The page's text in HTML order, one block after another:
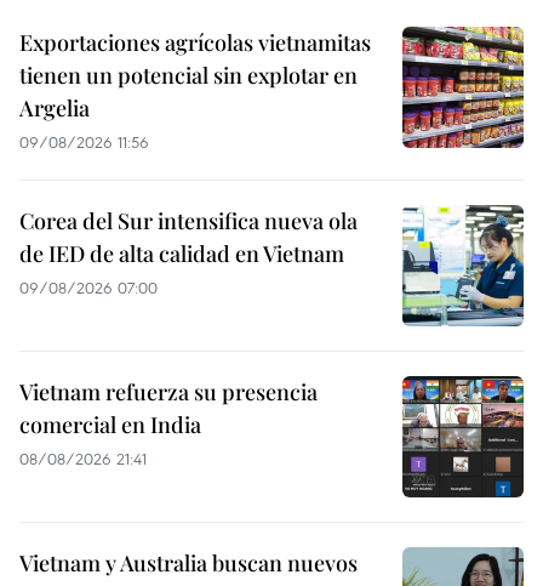
Exportaciones agrícolas vietnamitas
tienen un potencial sin explotar en
Argelia
09/08/2026 11:56
Corea del Sur intensifica nueva ola
de IED de alta calidad en Vietnam
09/08/2026 07:00
Vietnam refuerza su presencia
comercial en India
08/08/2026 21:41
Vietnam y Australia buscan nuevos